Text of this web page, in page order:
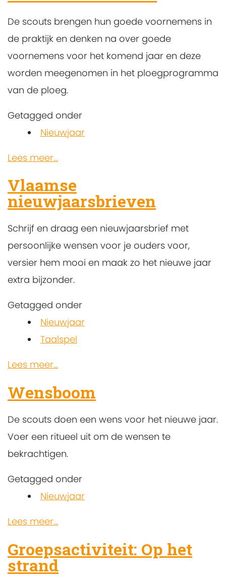
De scouts brengen hun goede voornemens in
de praktijk en denken na over goede
voornemens voor het komend jaar en deze
worden meegenomen in het ploegprogramma
van de ploeg.
Getagged onder
Nieuwjaar
Lees meer...
Vlaamse
nieuwjaarsbrieven
Schrijf en draag een nieuwjaarsbrief met
persoonlijke wensen voor je ouders voor,
versier hem mooi en maak zo het nieuwe jaar
extra bijzonder.
Getagged onder
Nieuwjaar
Taalspel
Lees meer...
Wensboom
De scouts doen een wens voor het nieuwe jaar.
Voer een ritueel uit om de wensen te
bekrachtigen.
Getagged onder
Nieuwjaar
Lees meer...
Groepsactiviteit: Op het
strand